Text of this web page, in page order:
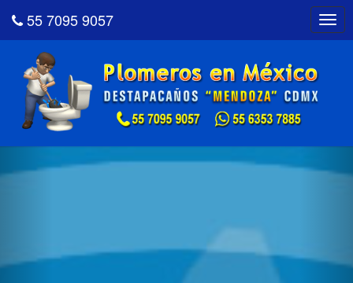
55 7095 9057